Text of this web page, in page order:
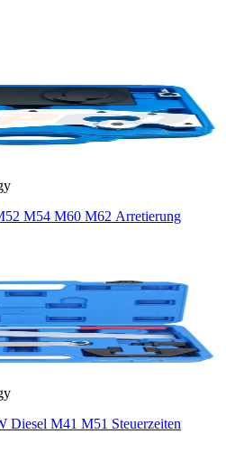
M54 M60 M62 Arretierung
Diesel M41 M51 Steuerzeiten